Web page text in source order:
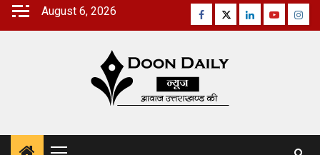
Skip
August 6, 2026 Facebook
TwitterLinkedinYoutube